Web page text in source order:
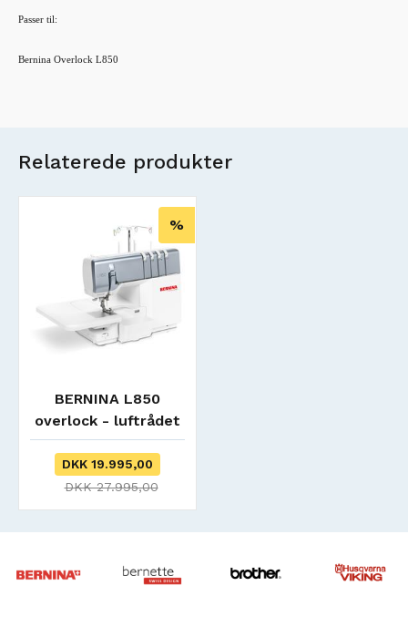
Passer til:
Bernina Overlock L850
Relaterede produkter
%
BERNINA L850
overlock - luftrådet
- Incl kuffertvogn
DKK 19.995,00
DKK 27.995,00